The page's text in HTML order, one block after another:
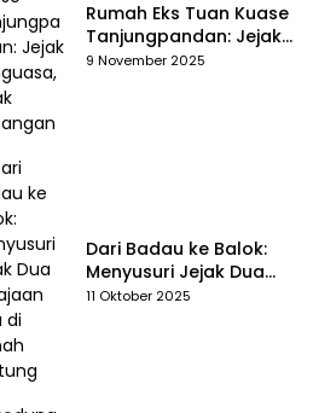
Rumah Eks Tuan Kuase
Tanjungpandan: Jejak
Penguasa, Jejak Kenangan
9 November 2025
Dari Badau ke Balok:
Menyusuri Jejak Dua
Kerajaan Tua di Tanah
11 Oktober 2025